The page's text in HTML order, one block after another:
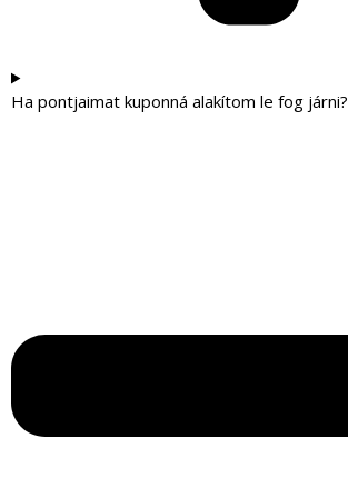
Ha pontjaimat kuponná alakítom le fog járni?